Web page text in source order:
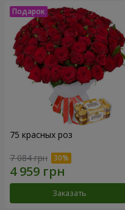
75 красных роз
7 084 грн
Заказать